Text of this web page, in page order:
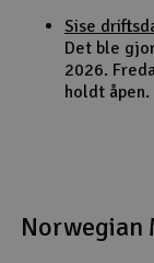
Sise
Det ble
2026.
holdt åpen.
Norwegian